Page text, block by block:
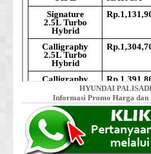
HYUNDAI
Informasi Promo Harga